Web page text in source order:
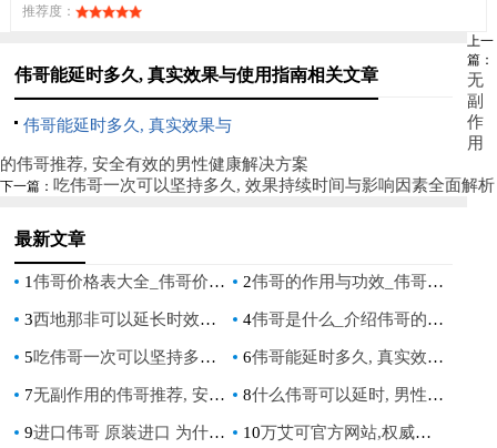
推荐度：
伟哥能延时多久, 真实效果与使用指南相关文章
伟哥能延时多久, 真实效果与
使用指南
上一
篇：
无
副
作
用
的伟哥推荐, 安全有效的男性健康解决方案
下一篇： 吃伟哥一次可以坚持多久, 效果持续时间与影响因素全面解析
最新文章
1伟哥价格表大全_伟哥价格一览表，详细了解价格及产品信息 2伟哥的作用与功效_伟哥：功能、用途及其优势
3西地那非可以延长时效吗_西地那非是否具有延长药效的作用？ 4伟哥是什么_介绍伟哥的用途，剂量与注意事项
5吃伟哥一次可以坚持多久, 效果持续时间与影响因素全面解析 6伟哥能延时多久, 真实效果与使用指南
7无副作用的伟哥推荐, 安全有效的男性健康解决方案 8什么伟哥可以延时, 男性延时药物选择指南
9进口伟哥 原装进口 为什么选择正品进口伟哥，效果更安全可靠 10万艾可官方网站,权威信息与安全指南